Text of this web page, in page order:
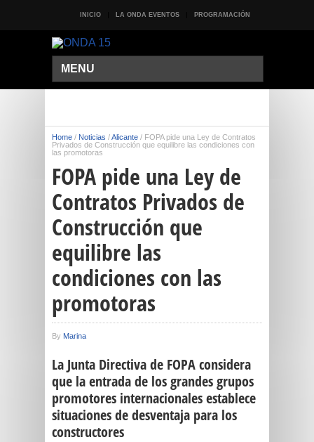
INICIO LA ONDA EVENTOS PROGRAMACIÓN
MENU
Home / Noticias /Alicante / FOPA pide una Ley de Contratos
Privados de Construcción que equilibre las condiciones con
las promotoras
FOPA pide una Ley de
Contratos Privados de
Construcción que
equilibre las
condiciones con las
promotoras
By Marina
La Junta Directiva de FOPA considera
que la entrada de los grandes grupos
promotores internacionales establece
situaciones de desventaja para los
constructores